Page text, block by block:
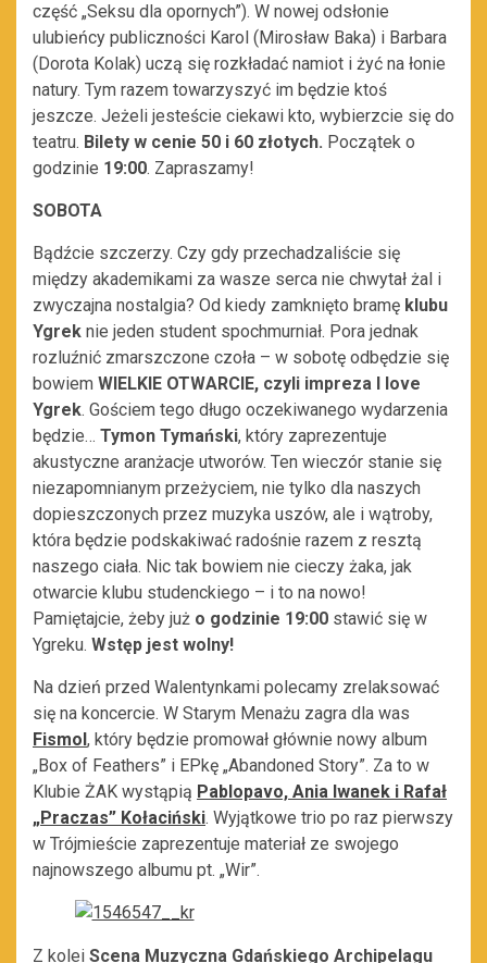
część „Seksu dla opornych”). W nowej odsłonie
ulubieńcy publiczności Karol (Mirosław Baka) i Barbara
(Dorota Kolak) uczą się rozkładać namiot i żyć na łonie
natury. Tym razem towarzyszyć im będzie ktoś
jeszcze. Jeżeli jesteście ciekawi kto, wybierzcie się do
teatru. Bilety w cenie 50 i 60 złotych. Początek o
godzinie 19:00. Zapraszamy!
SOBOTA
Bądźcie szczerzy. Czy gdy przechadzaliście się
między akademikami za wasze serca nie chwytał żal i
zwyczajna nostalgia? Od kiedy zamknięto bramę klubu
Ygrek nie jeden student spochmurniał. Pora jednak
rozluźnić zmarszczone czoła – w sobotę odbędzie się
bowiem WIELKIE OTWARCIE, czyli impreza I love
Ygrek. Gościem tego długo oczekiwanego wydarzenia
będzie… Tymon Tymański, który zaprezentuje
akustyczne aranżacje utworów. Ten wieczór stanie się
niezapomnianym przeżyciem, nie tylko dla naszych
dopieszczonych przez muzyka uszów, ale i wątroby,
która będzie podskakiwać radośnie razem z resztą
naszego ciała. Nic tak bowiem nie cieczy żaka, jak
otwarcie klubu studenckiego – i to na nowo!
Pamiętajcie, żeby już o godzinie 19:00 stawić się w
Ygreku. Wstęp jest wolny!
Na dzień przed Walentynkami polecamy zrelaksować
się na koncercie. W Starym Menażu zagra dla was
Fismol , który będzie promował głównie nowy album
„Box of Feathers” i EPkę „Abandoned Story”. Za to w
Klubie ŻAK wystąpią Pablopavo, Ania Iwanek i Rafał
„Praczas” Kołaciński. Wyjątkowe trio po raz pierwszy
w Trójmieście zaprezentuje materiał ze swojego
najnowszego albumu pt. „Wir”.
Z kolei Scena Muzyczna Gdańskiego Archipelagu